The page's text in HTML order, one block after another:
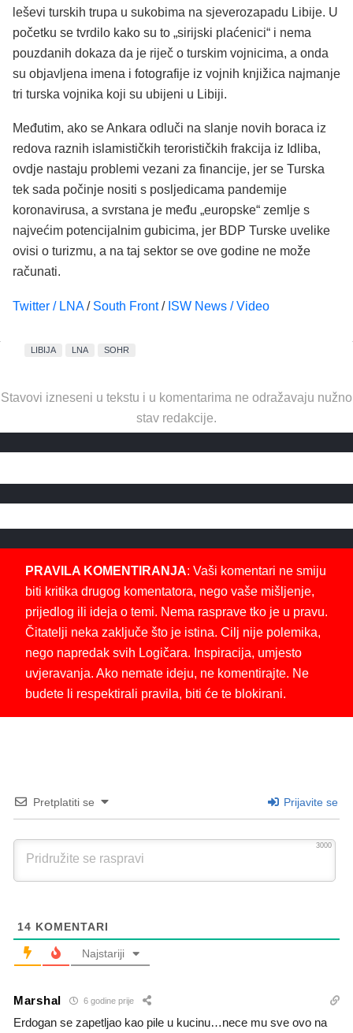
leševi turskih trupa u sukobima na sjeverozapadu Libije. U
početku se tvrdilo kako su to „sirijski plaćenici“ i nema
pouzdanih dokaza da je riječ o turskim vojnicima, a onda
su objavljena imena i fotografije iz vojnih knjižica najmanje
tri turska vojnika koji su ubijeni u Libiji.
Međutim, ako se Ankara odluči na slanje novih boraca iz
redova raznih islamističkih terorističkih frakcija iz Idliba,
ovdje nastaju problemi vezani za financije, jer se Turska
tek sada počinje nositi s posljedicama pandemije
koronavirusa, a svrstana je među „europske“ zemlje s
najvećim potencijalnim gubicima, jer BDP Turske uvelike
ovisi o turizmu, a na taj sektor se ove godine ne može
računati.
Twitter / LNA/South Front/ ISW News / Video
LIBIJA LNA SOHR
Stavovi izneseni u tekstu i u komentarima ne odražavaju nužno
stav redakcije.
PRAVILA KOMENTIRANJA: Vaši komentari ne smiju
biti kritika drugog komentatora, nego vaše mišljenje,
prijedlog ili ideja o temi. Nema rasprave tko je u pravu.
Čitatelji neka zaključe što je istina. Cilj nije polemika,
nego napredak svih Logičara. Inspiracija, umjesto
uvjeravanja. Ako nemate ideju, ne komentirajte. Ne
budete li respektirali pravila, biti će te blokirani.
Pretplatiti se Prijavite se
3000
14 KOMENTARI
Najstariji
Marshal 6 godine prije
Erdogan se zapetljao kao pile u kucinu…nece mu sve ovo na